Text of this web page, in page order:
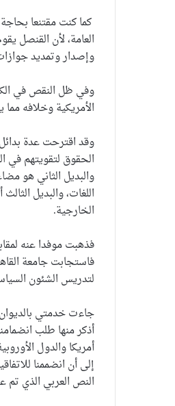
كما كنت مقتنعا بحاجة
العامة، لأن القنصل
وإصدار وتمديد
وفي ظل النقص في
الأمريكية وخلافه
وقد اقترحت عدة
الحقوق لتقويتهم في
والبديل الثاني هو
اللغات، والبديل
الخارجية.
فذهبت موفدا عنه
فاستجابت جامعة
لتدريس الشئون
جاءت خدمتي بالديوان
أذكر منها طلب
أمريكا والدول
إلى أن انضممنا
النص العربي الذي